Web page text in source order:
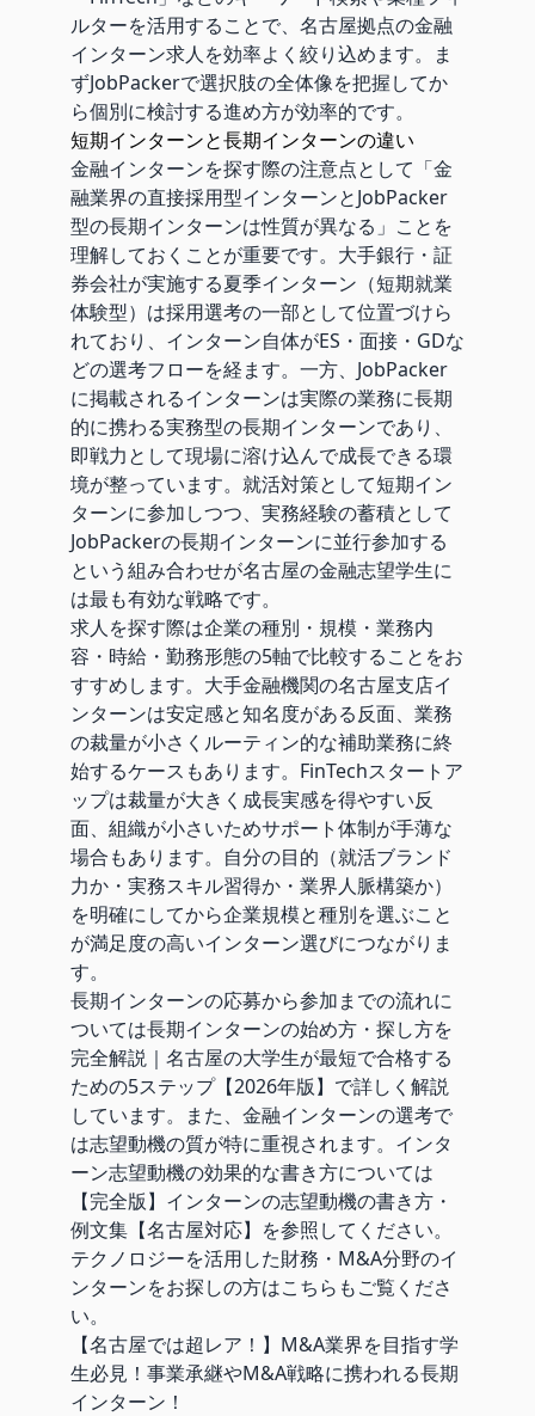
ルターを活用することで、名古屋拠点の金融
インターン求人を効率よく絞り込めます。ま
ずJobPackerで選択肢の全体像を把握してか
ら個別に検討する進め方が効率的です。
短期インターンと長期インターンの違い
金融インターンを探す際の注意点として「金
融業界の直接採用型インターンとJobPacker
型の長期インターンは性質が異なる」ことを
理解しておくことが重要です。大手銀行・証
券会社が実施する夏季インターン（短期就業
体験型）は採用選考の一部として位置づけら
れており、インターン自体がES・面接・GDな
どの選考フローを経ます。一方、JobPacker
に掲載されるインターンは実際の業務に長期
的に携わる実務型の長期インターンであり、
即戦力として現場に溶け込んで成長できる環
境が整っています。就活対策として短期イン
ターンに参加しつつ、実務経験の蓄積として
JobPackerの長期インターンに並行参加する
という組み合わせが名古屋の金融志望学生に
は最も有効な戦略です。
求人を探す際は企業の種別・規模・業務内
容・時給・勤務形態の5軸で比較することをお
すすめします。大手金融機関の名古屋支店イ
ンターンは安定感と知名度がある反面、業務
の裁量が小さくルーティン的な補助業務に終
始するケースもあります。FinTechスタートア
ップは裁量が大きく成長実感を得やすい反
面、組織が小さいためサポート体制が手薄な
場合もあります。自分の目的（就活ブランド
力か・実務スキル習得か・業界人脈構築か）
を明確にしてから企業規模と種別を選ぶこと
が満足度の高いインターン選びにつながりま
す。
長期インターンの応募から参加までの流れに
ついては長期インターンの始め方・探し方を
完全解説｜名古屋の大学生が最短で合格する
ための5ステップ【2026年版】 で詳しく解説
しています。また、金融インターンの選考で
は志望動機の質が特に重視されます。インタ
ーン志望動機の効果的な書き方については
【完全版】インターンの志望動機の書き方・
例文集【名古屋対応】 を参照してください。
テクノロジーを活用した財務・M&A分野のイ
ンターンをお探しの方はこちらもご覧くださ
い。
【名古屋では超レア！】M&A業界を目指す学
生必見！事業承継やM&A戦略に携われる長期
インターン！